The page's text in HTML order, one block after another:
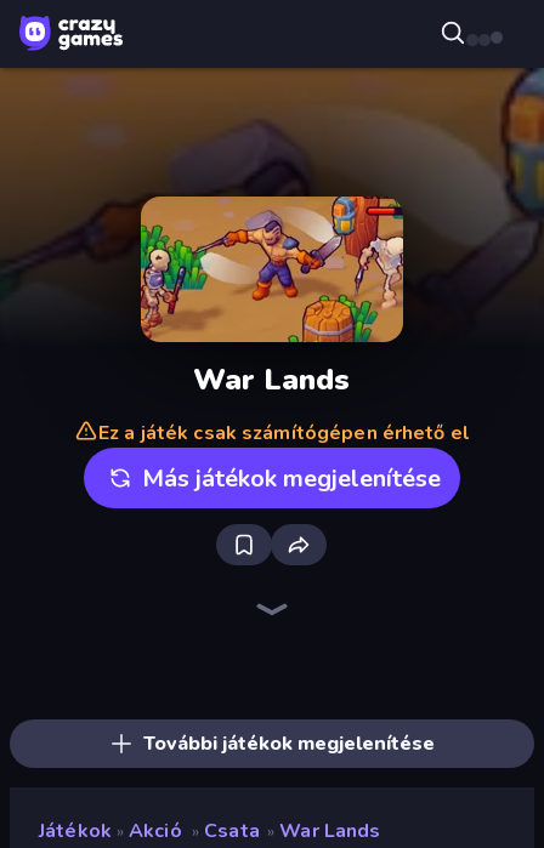
War Lands
Ez a játék csak számítógépen érhető el
Más játékok megjelenítése
További játékok megjelenítése
Játékok » Akció » Csata » War Lands